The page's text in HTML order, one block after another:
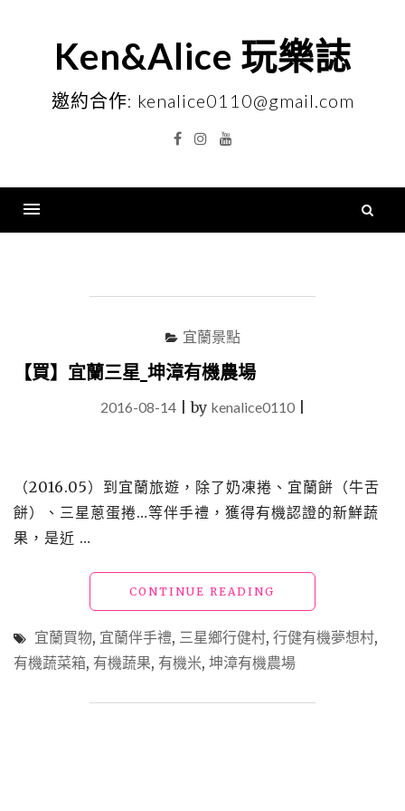
Ken&Alice 玩樂誌
邀約合作: kenalice0110@gmail.com
FacebookInstagramYouTube
宜蘭景點
【買】宜蘭三星_坤漳有機農場
2016-08-14|by kenalice0110|
（2016.05）到宜蘭旅遊，除了奶凍捲、宜蘭餅（牛舌
餅）、三星蔥蛋捲…等伴手禮，獲得有機認證的新鮮蔬
果，是近 …
CONTINUE READING
宜
蘭
三
星
坤
宜蘭買物, 宜蘭伴手禮, 三星鄉行健村, 行健有機夢想村,
有機蔬菜箱, 有機蔬果, 有機米, 坤漳有機農場